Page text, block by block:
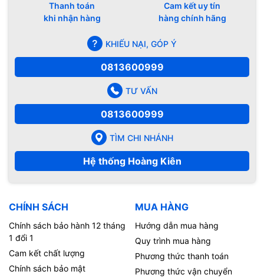
Thanh toán
khi nhận hàng
Cam kết uy tín
hàng chính hãng
KHIẾU NẠI, GÓP Ý
0813600999
TƯ VẤN
0813600999
TÌM CHI NHÁNH
Hệ thống Hoàng Kiên
CHÍNH SÁCH
Chính sách bảo hành 12 tháng
1 đổi 1
Cam kết chất lượng
Chính sách bảo mật
MUA HÀNG
Hướng dẫn mua hàng
Quy trình mua hàng
Phương thức thanh toán
Phương thức vận chuyển